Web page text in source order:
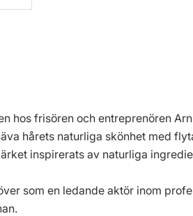
hos frisören och entreprenören
hårets naturliga skönhet med
inspirerats av naturliga
som en ledande aktör inom